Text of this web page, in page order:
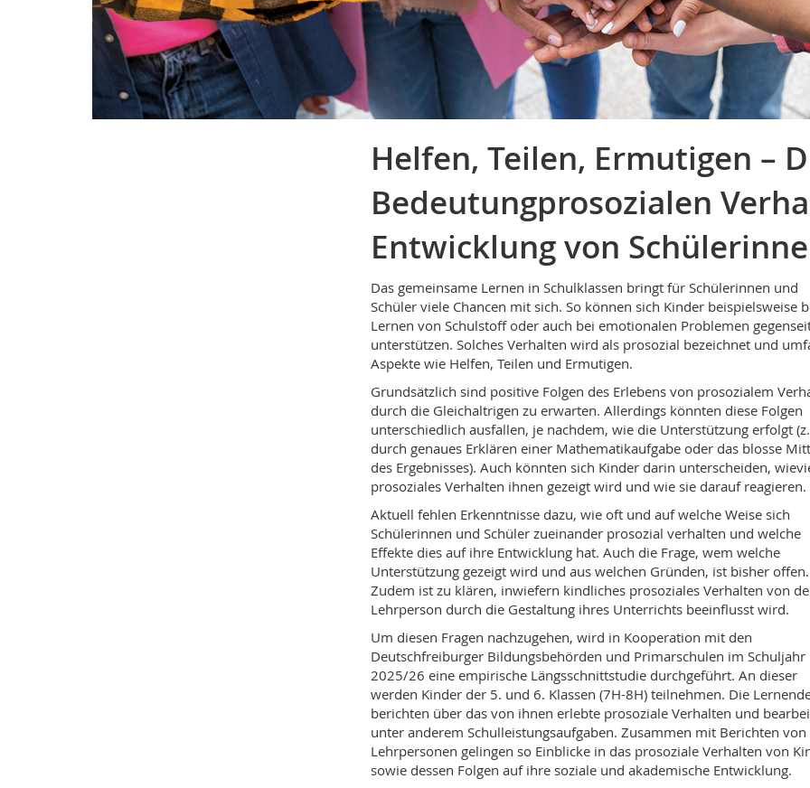
Helfen, Teilen, Ermutigen –
Bedeutungprosozialen
Entwicklung von
Das gemeinsame Lernen in Schulklassen bringt für Schülerinnen und
Schüler viele Chancen mit sich. So können sich Kinder beispielsweise
Lernen von Schulstoff oder auch bei emotionalen Problemen
unterstützen. Solches Verhalten wird als prosozial bezeichnet und
Aspekte wie Helfen, Teilen und Ermutigen.
Grundsätzlich sind positive Folgen des Erlebens von prosozialem
durch die Gleichaltrigen zu erwarten. Allerdings könnten diese Folgen
unterschiedlich ausfallen, je nachdem, wie die Unterstützung erfolgt
durch genaues Erklären einer Mathematikaufgabe oder das blosse
des Ergebnisses). Auch könnten sich Kinder darin unterscheiden,
prosoziales Verhalten ihnen gezeigt wird und wie sie darauf reagieren.
Aktuell fehlen Erkenntnisse dazu, wie oft und auf welche Weise sich
Schülerinnen und Schüler zueinander prosozial verhalten und welche
Effekte dies auf ihre Entwicklung hat. Auch die Frage, wem welche
Unterstützung gezeigt wird und aus welchen Gründen, ist bisher offen.
Zudem ist zu klären, inwiefern kindliches prosoziales Verhalten von
Lehrperson durch die Gestaltung ihres Unterrichts beeinflusst wird.
Um diesen Fragen nachzugehen, wird in Kooperation mit den
Deutschfreiburger Bildungsbehörden und Primarschulen im Schuljahr
2025/26 eine empirische Längsschnittstudie durchgeführt. An dieser
werden Kinder der 5. und 6. Klassen (7H-8H) teilnehmen. Die
berichten über das von ihnen erlebte prosoziale Verhalten und
unter anderem Schulleistungsaufgaben. Zusammen mit Berichten von
Lehrpersonen gelingen so Einblicke in das prosoziale Verhalten von
sowie dessen Folgen auf ihre soziale und akademische Entwicklung.